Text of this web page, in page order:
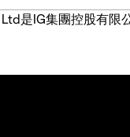
是IG集團控股有限